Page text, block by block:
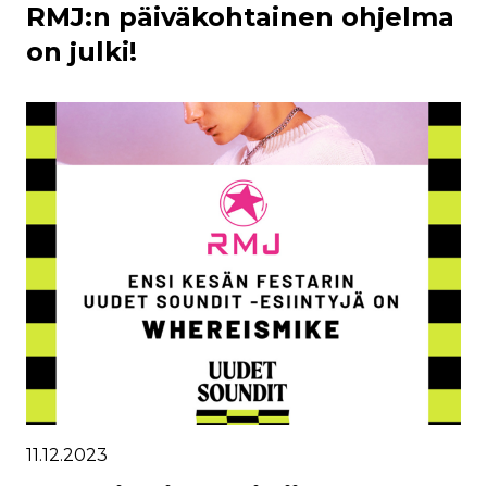
RMJ:n päiväkohtainen ohjelma
on julki!
11.12.2023